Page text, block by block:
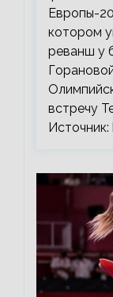
Европы-
котором
реванш у
встречу
Источник: